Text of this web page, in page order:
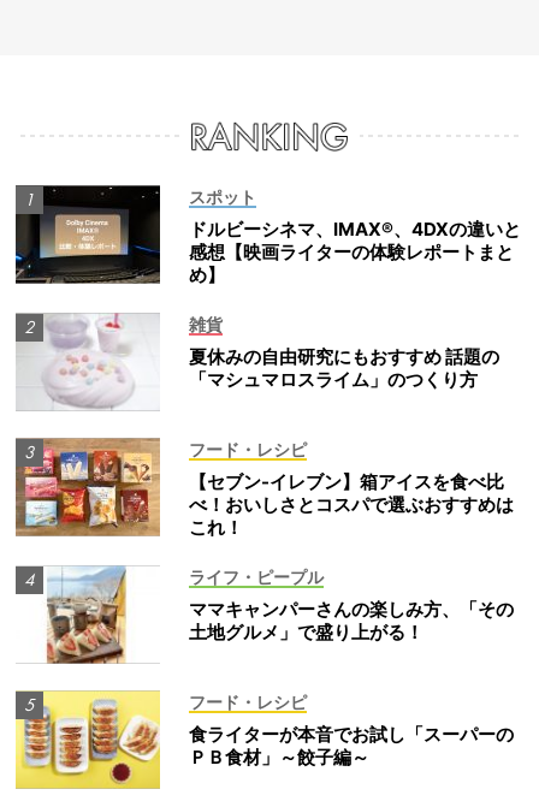
スポット
ドルビーシネマ、IMAX®、4DXの違いと
感想【映画ライターの体験レポートまと
め】
雑貨
夏休みの自由研究にもおすすめ 話題の
「マシュマロスライム」のつくり方
フード・レシピ
【セブン-イレブン】箱アイスを食べ比
べ！おいしさとコスパで選ぶおすすめは
これ！
ライフ・ピープル
ママキャンパーさんの楽しみ方、「その
土地グルメ」で盛り上がる！
フード・レシピ
食ライターが本音でお試し「スーパーの
ＰＢ食材」～餃子編～